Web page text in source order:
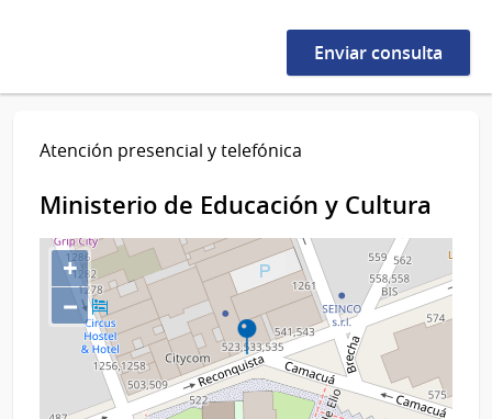
Atención presencial y telefónica
Ministerio de Educación y Cultura
+
−